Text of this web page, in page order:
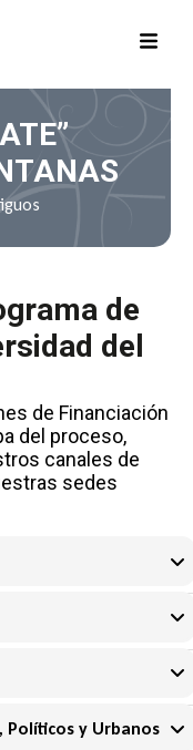
de
del
de Financiación
del proceso,
canales de
sedes
Políticos y Urbanos